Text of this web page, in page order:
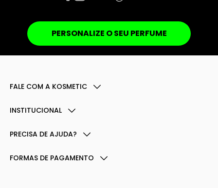
PERSONALIZE O SEU PERFUME
FALE COM A KOSMETIC
INSTITUCIONAL
PRECISA DE AJUDA?
FORMAS DE PAGAMENTO